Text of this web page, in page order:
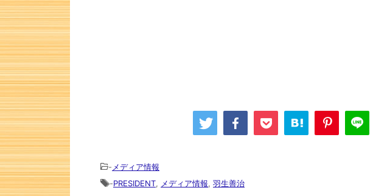
- メディア情報
-PRESIDENT, メディア情報, 羽生善治